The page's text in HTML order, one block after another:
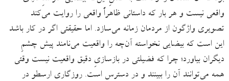
واقعی نیست و هر بار که داستانی ظاهراً واقعی را روایت می‌کند
تصویری واژگون از مردمان زمانه می‌سازد. اما حقیقتی اگر در کار باشد
این است که بیضایی نخواسته آن‌چه را واقعیت می‌نامند پیش چشمِ
دیگران بیاورد؛ چرا که فضیلتی در بازسازیِ دقیق واقعیت نیست وقتی
همه می‌توانند آن را ببینند و در دسترس است. روزگاری ارسطو در